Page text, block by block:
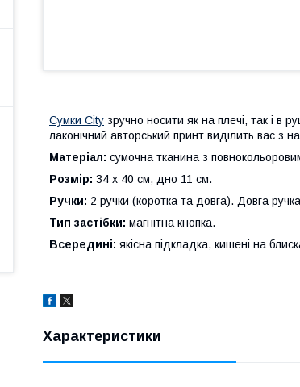
Сумки City зручно носити як на плечі, так і в
лаконічний авторський принт виділить вас з
Матеріал: сумочна тканина з
Розмір: 34 х 40 см, дно 11 см.
Ручки: 2 ручки (коротка та довга). Довга
Тип застібки: магнітна кнопка.
Всередині: якісна підкладка, кишені на
Характеристики